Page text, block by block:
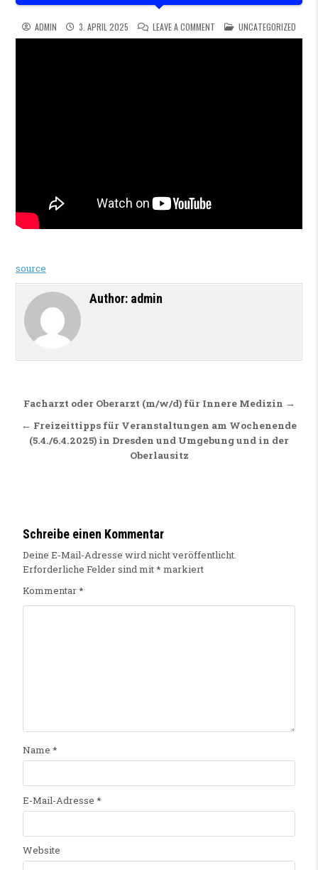
ADMIN 3. APRIL 2025 LEAVE A COMMENT ON BAUTZEN –
POSTED IN
UNCATEGORIZED
source
Author: admin
Beitragsnavigation
Facharzt oder Oberarzt (m/w/d) für Innere Medizin →
← Freizeittipps für Veranstaltungen am Wochenende
(5.4./6.4.2025) in Dresden und Umgebung und in der
Oberlausitz
Schreibe einen Kommentar
Deine E-Mail-Adresse wird nicht veröffentlicht.
Erforderliche Felder sind mit* markiert
Kommentar*
Name *
E-Mail-Adresse *
Website